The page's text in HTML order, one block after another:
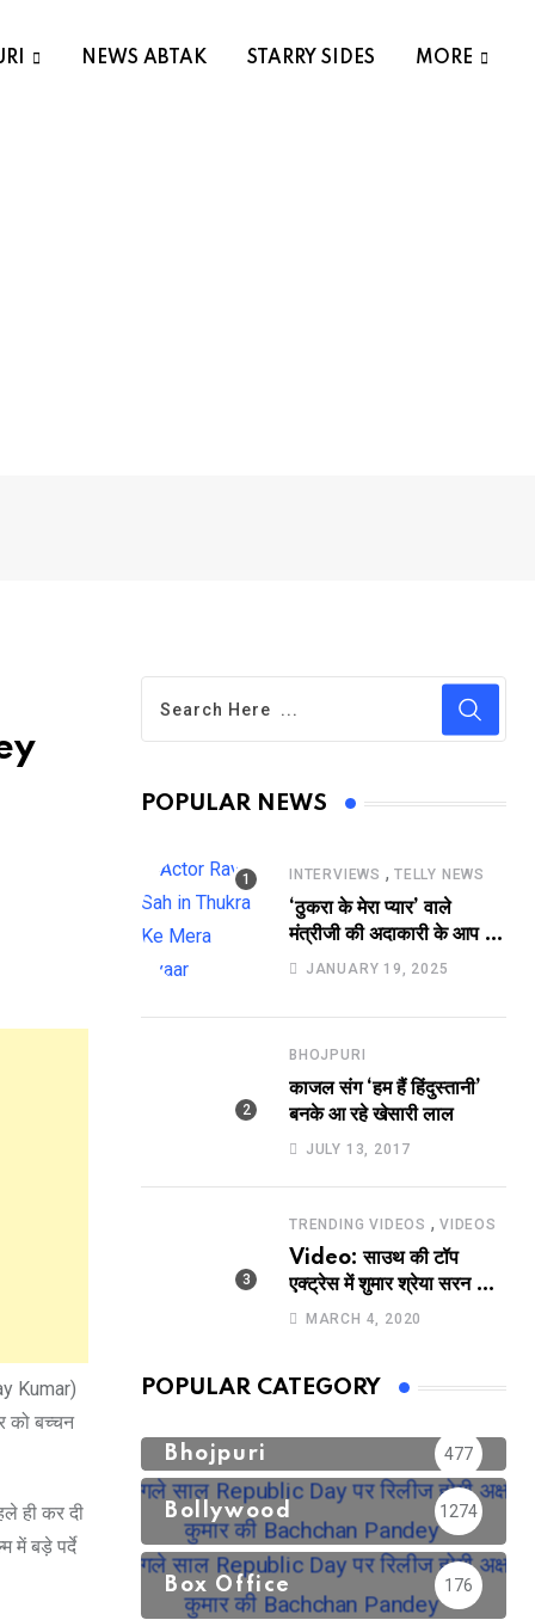
NEWS ABTAK STARRY SIDES MORE
Kumar)
को बच्चन
ही कर दी
में बड़े पर्दे
POPULAR NEWS
INTERVIEWS , TELLY NEWS
‘ठुकरा के मेरा प्यार’ वाले
मंत्रीजी की अदाकारी के आप भी
हो जाएंगे फैन, यकीं न हो तो
भूमिका
JANUARY 19, 2025
BHOJPURI
काजल संग ‘हम हैं हिंदुस्तानी’
बनके आ रहे खेसारी लाल
JULY 13, 2017
TRENDING VIDEOS , VIDEOS
Video: साउथ की टॉप
एक्ट्रेस में शुमार श्रेया सरन का
सेक्सी लिपलॉक
MARCH 4, 2020
POPULAR CATEGORY
Bhojpuri 477
Bollywood 1274
Box Office 176